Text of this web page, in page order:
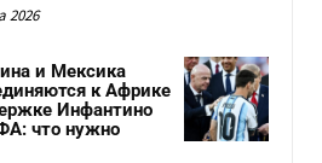
2026
и Мексика
к Африке
Инфантино
что нужно